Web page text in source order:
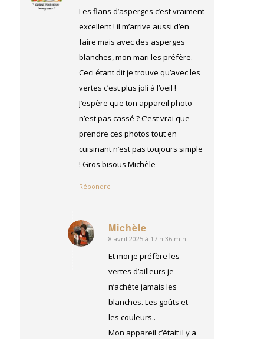
:
Les flans d’asperges c’est vraiment
excellent ! il m’arrive aussi d’en
faire mais avec des asperges
blanches, mon mari les préfère.
Ceci étant dit je trouve qu’avec les
vertes c’est plus joli à l’oeil !
J’espère que ton appareil photo
n’est pas cassé ? C’est vrai que
prendre ces photos tout en
cuisinant n’est pas toujours simple
! Gros bisous Michèle
Répondre
Michèle
dit
8 avril 2025 à 17 h 36 min
Et moi je préfère les
vertes d’ailleurs je
n’achète jamais les
blanches. Les goûts et
les couleurs..
Mon appareil c’était il y a